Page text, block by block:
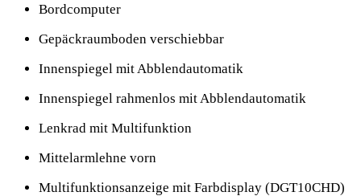
Bordcomputer
Gepäckraumboden verschiebbar
Innenspiegel mit Abblendautomatik
Innenspiegel rahmenlos mit Abblendautomatik
Lenkrad mit Multifunktion
Mittelarmlehne vorn
Multifunktionsanzeige mit Farbdisplay (DGT10CHD)